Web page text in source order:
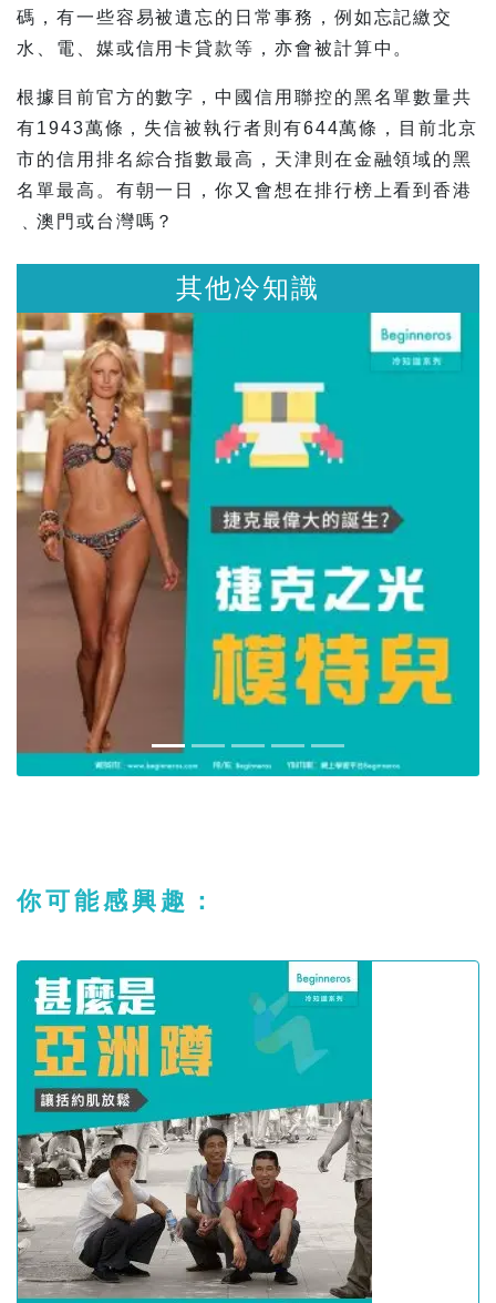
碼，有一些容易被遺忘的日常事務，例如忘記繳交
水、電、媒或信用卡貸款等，亦會被計算中。
根據目前官方的數字，中國信用聯控的黑名單數量共
有1943萬條，失信被執行者則有644萬條，目前北京
市的信用排名綜合指數最高，天津則在金融領域的黑
名單最高。有朝一日，你又會想在排行榜上看到香港
﹑澳門或台灣嗎？
其他冷知識
你可能感興趣：